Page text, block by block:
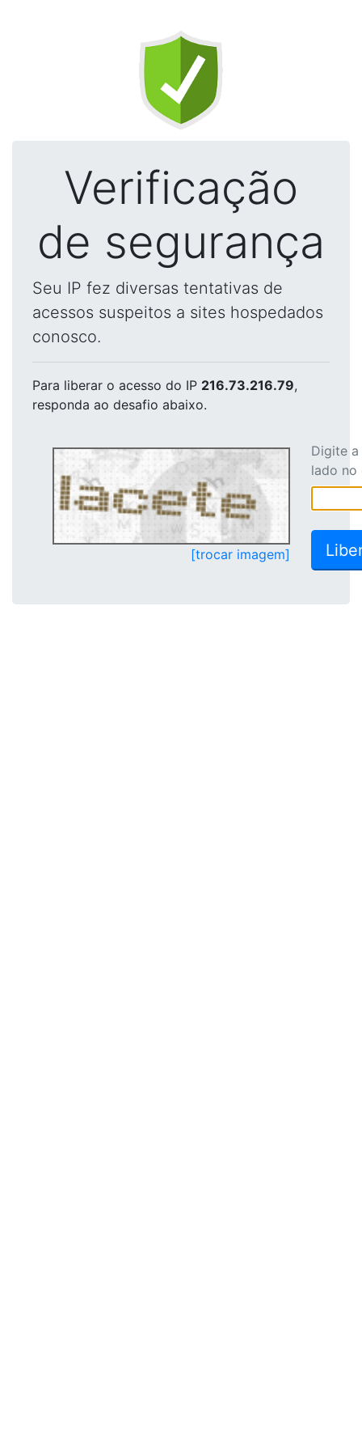
Verificação
de segurança
Seu IP fez diversas tentativas de
acessos suspeitos a sites hospedados
conosco.
Para liberar o acesso do IP 216.73.216.79,
responda ao desafio abaixo.
[trocar imagem]
Digite
lado no